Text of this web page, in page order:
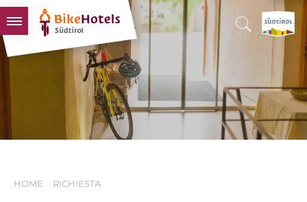
BIKEHOTELS
HOTELS & PACCHETTI
TOUR & TERRITORI
L'ALTO ADIGE & NOI
HOME RICHIESTA